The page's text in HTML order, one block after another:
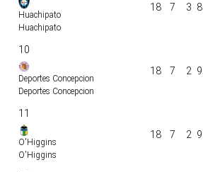
Huachipato
Huachipato
18 7 3 8
10
Deportes Concepcion
Deportes Concepcion
18 7 2 9
11
O'Higgins
O'Higgins
18 7 2 9